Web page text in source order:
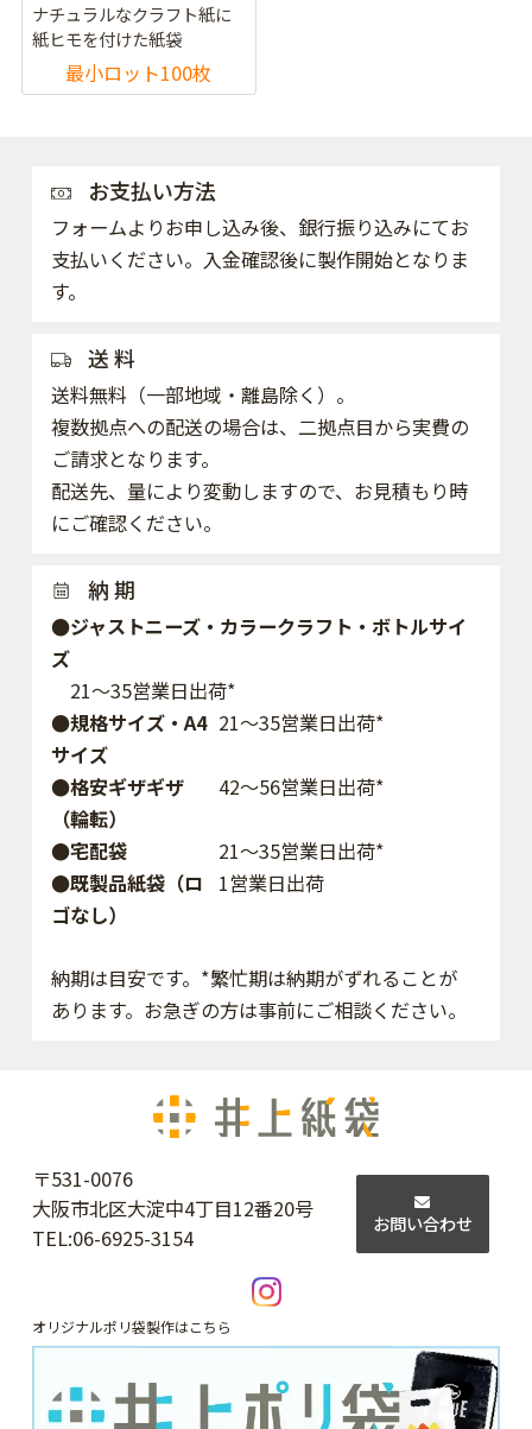
ナチュラルなクラフト紙に
紙ヒモを付けた紙袋
最小ロット100枚
お支払い方法
フォームよりお申し込み後、銀行振り込みにてお
支払いください。入金確認後に製作開始となりま
す。
送 料
送料無料（一部地域・離島除く）。
複数拠点への配送の場合は、二拠点目から実費の
ご請求となります。
配送先、量により変動しますので、お見積もり時
にご確認ください。
納 期
●ジャストニーズ・カラークラフト・ボトルサイ
ズ
21～35営業日出荷*
●規格サイズ・A4
サイズ
21～35営業日出荷*
●格安ギザギザ
（輪転）
42〜56営業日出荷*
●宅配袋
21～35営業日出荷*
●既製品紙袋（ロ
ゴなし）
1営業日出荷
納期は目安です。*繁忙期は納期がずれることが
あります。お急ぎの方は事前にご相談ください。
〒531-0076
大阪市北区大淀中4丁目12番20号
TEL:06-6925-3154
お問い合わせ
オリジナルポリ袋製作はこちら